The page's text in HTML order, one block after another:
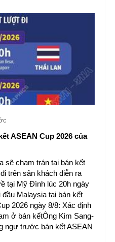
ASEAN Cup 2026 của
sẽ chạm trán tại bán kết
trên sân khách diễn ra
tại Mỹ Đình lúc 20h ngày
Malaysia tại bán kết
2026 ngày 8/8: Xác định
ở bán kếtÔng Kim Sang-
ngự trước bán kết ASEAN